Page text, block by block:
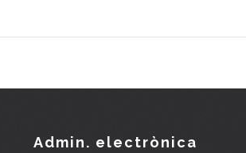
Admin. electrònica